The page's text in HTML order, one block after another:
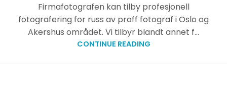
Firmafotografen kan tilby profesjonell
fotografering for russ av proff fotograf i Oslo og
Akershus området. Vi tilbyr blandt annet f...
CONTINUE READING